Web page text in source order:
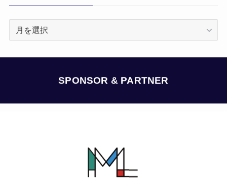
SPONSOR & PARTNER